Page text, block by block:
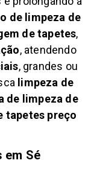
de limpeza de
de tapetes,
, atendendo
, grandes ou
limpeza de
de limpeza de
tapetes preço
em Sé